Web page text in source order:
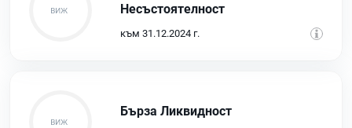
Несъстоятелност
към 31.12.2024 г.
Бърза Ликвидност